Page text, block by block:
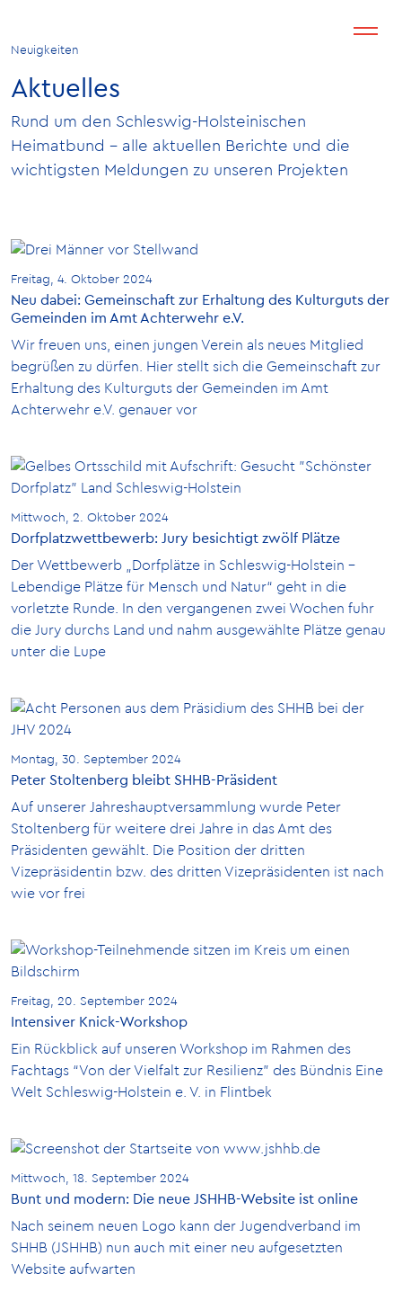
Neuigkeiten
Aktuelles
Rund um den Schleswig-Holsteinischen
Heimatbund – alle aktuellen Berichte und die
wichtigsten Meldungen zu unseren Projekten
Freitag, 4. Oktober 2024
Neu dabei: Gemeinschaft zur Erhaltung des Kulturguts der
Gemeinden im Amt Achterwehr e.V.
Wir freuen uns, einen jungen Verein als neues Mitglied
begrüßen zu dürfen. Hier stellt sich die Gemeinschaft zur
Erhaltung des Kulturguts der Gemeinden im Amt
Achterwehr e.V. genauer vor
Mittwoch, 2. Oktober 2024
Dorfplatzwettbewerb: Jury besichtigt zwölf Plätze
Der Wettbewerb „Dorfplätze in Schleswig-Holstein –
Lebendige Plätze für Mensch und Natur“ geht in die
vorletzte Runde. In den vergangenen zwei Wochen fuhr
die Jury durchs Land und nahm ausgewählte Plätze genau
unter die Lupe
Montag, 30. September 2024
Peter Stoltenberg bleibt SHHB-Präsident
Auf unserer Jahreshauptversammlung wurde Peter
Stoltenberg für weitere drei Jahre in das Amt des
Präsidenten gewählt. Die Position der dritten
Vizepräsidentin bzw. des dritten Vizepräsidenten ist nach
wie vor frei
Freitag, 20. September 2024
Intensiver Knick-Workshop
Ein Rückblick auf unseren Workshop im Rahmen des
Fachtags “Von der Vielfalt zur Resilienz” des Bündnis Eine
Welt Schleswig-Holstein e. V. in Flintbek
Mittwoch, 18. September 2024
Bunt und modern: Die neue JSHHB-Website ist online
Nach seinem neuen Logo kann der Jugendverband im
SHHB (JSHHB) nun auch mit einer neu aufgesetzten
Website aufwarten